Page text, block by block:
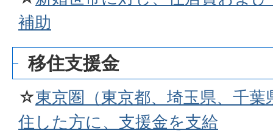
補助
移住支援金
☆東京圏（東京都、埼玉県、千
住した方に、支援金を支給